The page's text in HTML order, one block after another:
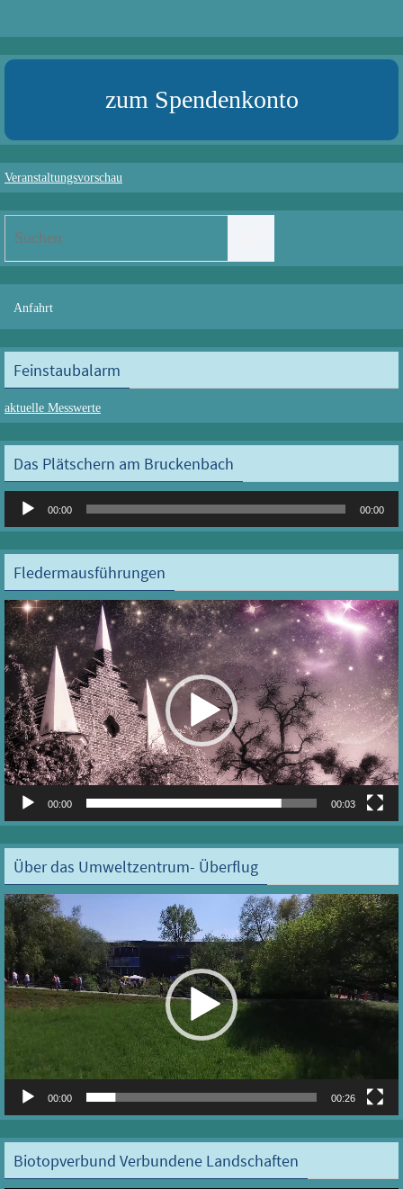
zum Spendenkonto
Veranstaltungsvorschau
Anfahrt
Feinstaubalarm
aktuelle Messwerte
Das Plätschern am Bruckenbach
Audio-
00:00 00:00
Fledermausführungen
Video-
Player
00:00 00:03
Über das Umweltzentrum- Überflug
Video-
Player
00:00 00:26
Biotopverbund Verbundene Landschaften